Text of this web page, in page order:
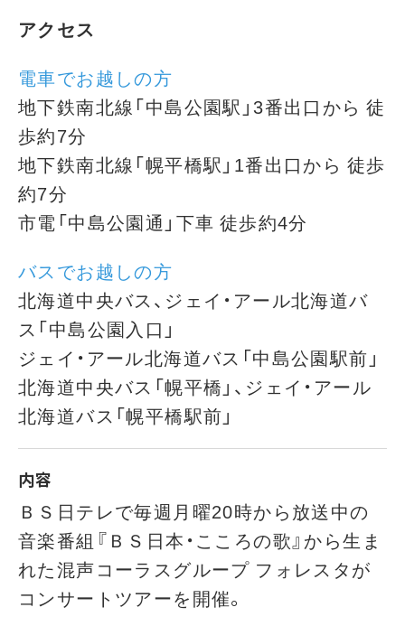
アクセス
電車でお越しの方
地下鉄南北線「中島公園駅」3番出口から 徒
歩約7分
地下鉄南北線「幌平橋駅」1番出口から 徒歩
約7分
市電「中島公園通」下車 徒歩約4分
バスでお越しの方
北海道中央バス、ジェイ・アール北海道バ
ス「中島公園入口」
ジェイ・アール北海道バス「中島公園駅前」
北海道中央バス「幌平橋」、ジェイ・アール
北海道バス「幌平橋駅前」
内容
ＢＳ日テレで毎週月曜20時から放送中の
音楽番組『ＢＳ日本・こころの歌』から生ま
れた混声コーラスグループ フォレスタが
コンサートツアーを開催。